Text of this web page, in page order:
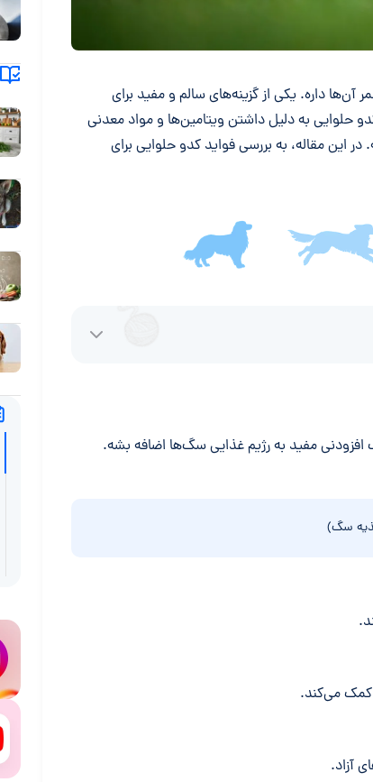
داره. یکی از گزینه‌های سالم و مفید برای
حلوایی به دلیل داشتن ویتامین‌ها و مواد معدنی
مقاله، به بررسی فواید کدو حلوایی برای
مفید به رژیم غذایی سگ‌ها اضافه بشه.
سگ)
آزاد.